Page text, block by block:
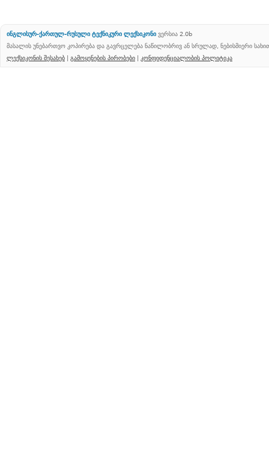
ინგლისურ-ქართულ-რუსული ტექნიკური ლექსიკონი ვერსია 2.0b
მასალის უნებართვო კოპირება და გავრცელება ნაწილობრივ ან სრულად, ნებისმიერი
ლექსიკონის შესახებ | გამოყენების პირობები | კონფიდენციალობის პოლიტიკა